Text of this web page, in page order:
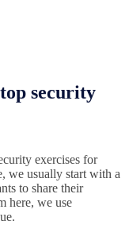
security
exercises for
we usually start with a
to share their
here, we use